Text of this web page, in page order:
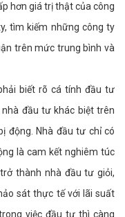
hơn giá trị thật của công
tìm kiếm những công ty
trên mức trung bình và
biết rõ cá tính đầu tư
đầu tư khác biệt trên
động. Nhà đầu tư chỉ có
là cam kết nghiêm túc
thành nhà đầu tư giỏi,
sát thực tế với lãi suất
việc đầu tư thì càng